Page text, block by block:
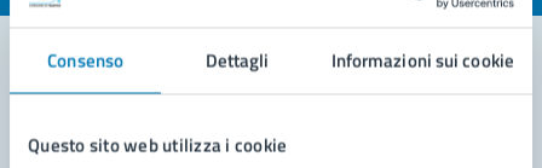
Consenso Dettagli Informazioni sui cookie
Questo sito web utilizza i cookie